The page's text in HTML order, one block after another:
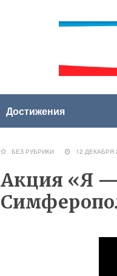
Достижения
БЕЗ РУБРИКИ 12
Акция «Я —